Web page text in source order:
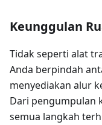
Keunggulan
Tidak seperti alat
Anda berpindah
menyediakan alur
Dari pengumpulan
semua langkah